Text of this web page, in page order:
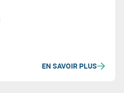
EN SAVOIR PLUS